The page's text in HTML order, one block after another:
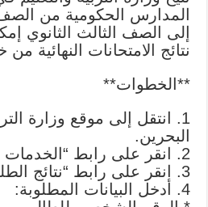
المدارس الحكومية من الصف
إلى الصف الثالث الثانوي
نتائج الامتحانات النهائية
**الخطوات**
1. انتقل إلى موقع وزارة
البحرين.
2. انقر على رابط “الخدمات الإلكترونية”.
3. انقر على رابط “نتائج الطلبة الدراسية”.
4. أدخل البيانات المطلوبة: